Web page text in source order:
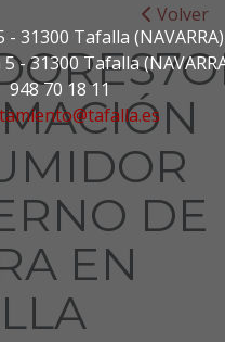
- 31300 Tafalla (NAVARRA)
- 31300 Tafalla
948 70 18 11
Volver
DE
EN